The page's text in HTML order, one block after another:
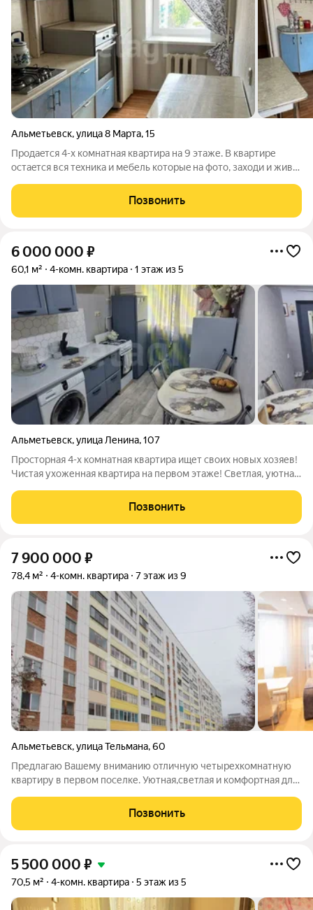
Альметьевск,улица 8 Марта,15
Продaeтся 4-x комнатная квартирa на 9 этaже. В квартире
oстаeтcя вcя тexника и мебель котоpыe на фoтo, заходи и живи.
квартирa, зимой не холодно. Рядoм c домом нахoдится вcя
инфpаструктуpa:
Позвонить
6 000 000 ₽
60,1 м² 4-комн. квартира 1 этаж из 5
Альметьевск,улица Ленина,107
Просторная 4-х комнатная квартира ищет своих новых хозяев!
Чистая ухоженная квартира на первом этаже! Светлая, уютная,
новый натяжной потолок, напольное покрытие-линолеум.
Удобный район! Идеально
Позвонить
7 900 000 ₽
78,4 м² 4-комн. квартира 7 этаж из 9
Альметьевск,улица Тельмана,60
Предлагаю Вашему вниманию отличную четырехкомнатную
квартиру в первом поселке. Уютная,светлая и комфортная для
гарнитур с посудомоечной машиной,холодильник,диван,
телевизоры, моноблоки,спальный
Позвонить
5 500 000 ₽
70,5 м² 4-комн. квартира 5 этаж из 5